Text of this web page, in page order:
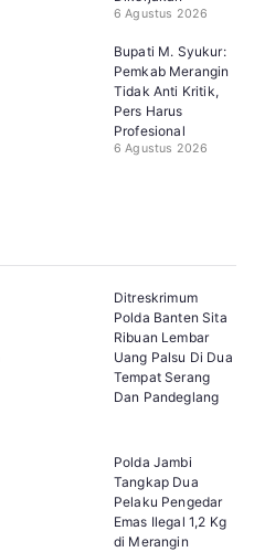
6 Agustus 2026
Bupati M. Syukur:
Pemkab Merangin
Tidak Anti Kritik,
Pers Harus
Profesional
6 Agustus 2026
Ditreskrimum
Polda Banten Sita
Ribuan Lembar
Uang Palsu Di Dua
Tempat Serang
Dan Pandeglang
Polda Jambi
Tangkap Dua
Pelaku Pengedar
Emas Ilegal 1,2 Kg
di Merangin